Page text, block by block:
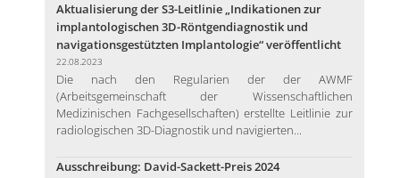
Aktualisierung der S3-Leitlinie „Indikationen zur
implantologischen 3D-Röntgendiagnostik und
navigationsgestützten Implantologie“ veröffentlicht
22.08.2023
Die nach den Regularien der der AWMF
(Arbeitsgemeinschaft der Wissenschaftlichen
Medizinischen Fachgesellschaften) erstellte Leitlinie zur
radiologischen 3D-Diagnostik und navigierten...
Ausschreibung: David-Sackett-Preis 2024